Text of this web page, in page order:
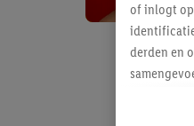
of inlogt op
derden en
Als u